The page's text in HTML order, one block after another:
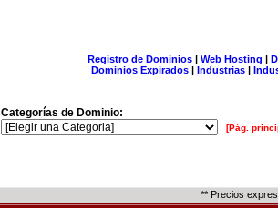
Registro de Dominios| Web Hosting |
Dominios Expirados | Industrias |
Categorías de Dominio:
[Pág.
** Precios